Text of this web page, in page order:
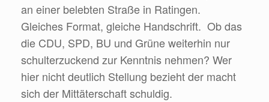
an einer belebten Straße in Ratingen.
Gleiches Format, gleiche Handschrift. Ob das
die CDU, SPD, BU und Grüne weiterhin nur
schulterzuckend zur Kenntnis nehmen? Wer
hier nicht deutlich Stellung bezieht der macht
sich der Mittäterschaft schuldig.